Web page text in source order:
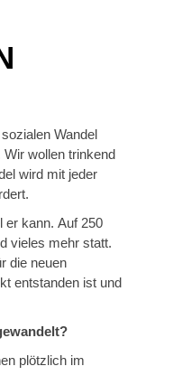
Wandel
wollen trinkend
wird mit jeder
er kann. Auf 250
vieles mehr statt.
die neuen
entstanden ist und
plötzlich im